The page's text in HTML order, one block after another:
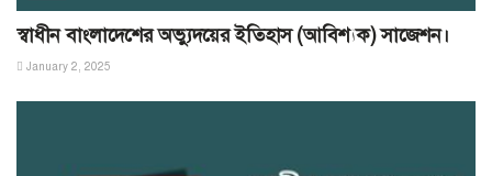
স্বাধীন বাংলাদেশের অভ্যুদয়ের ইতিহাস (আবিশ্যক) সাজেশন।
January 2, 2025